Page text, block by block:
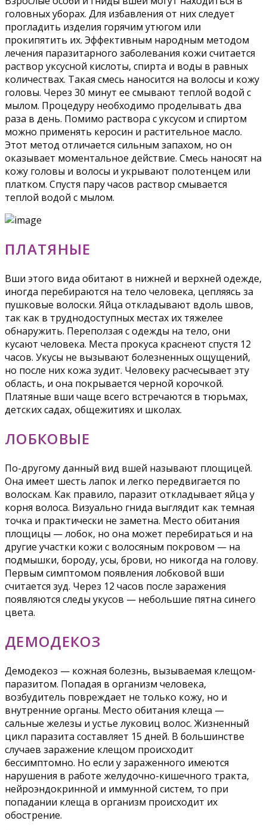
головных уборах. Для избавления от них следует
прогладить изделия горячим утюгом или
прокипятить их. Эффективным народным методом
лечения паразитарного заболевания кожи считается
раствор уксусной кислоты, спирта и воды в равных
количествах. Такая смесь наносится на волосы и кожу
головы. Через 30 минут ее смывают теплой водой с
мылом. Процедуру необходимо проделывать два
раза в день. Помимо раствора с уксусом и спиртом
можно применять керосин и растительное масло.
Этот метод отличается сильным запахом, но он
оказывает моментальное действие. Смесь наносят на
кожу головы и волосы и укрывают полотенцем или
платком. Спустя пару часов раствор смывается
теплой водой с мылом.
ПЛАТЯНЫЕ
Вши этого вида обитают в нижней и верхней одежде,
иногда перебираются на тело человека, цепляясь за
пушковые волоски. Яйца откладывают вдоль швов,
так как в труднодоступных местах их тяжелее
обнаружить. Переползая с одежды на тело, они
кусают человека. Места прокуса краснеют спустя 12
часов. Укусы не вызывают болезненных ощущений,
но после них кожа зудит. Человеку расчесывает эту
область, и она покрывается черной корочкой.
Платяные вши чаще всего встречаются в тюрьмах,
детских садах, общежитиях и школах.
ЛОБКОВЫЕ
По-другому данный вид вшей называют площицей.
Она имеет шесть лапок и легко передвигается по
волоскам. Как правило, паразит откладывает яйца у
корня волоса. Визуально гнида выглядит как темная
точка и практически не заметна. Место обитания
площицы — лобок, но она может перебираться и на
другие участки кожи с волосяным покровом — на
подмышки, бороду, усы, брови, но никогда на голову.
Первым симптомом появления лобковой вши
считается зуд. Через 12 часов после заражения
появляются следы укусов — небольшие пятна синего
цвета.
ДЕМОДЕКОЗ
Демодекоз — кожная болезнь, вызываемая клещом-
паразитом. Попадая в организм человека,
возбудитель повреждает не только кожу, но и
внутренние органы. Место обитания клеща —
сальные железы и устье луковиц волос. Жизненный
цикл паразита составляет 15 дней. В большинстве
случаев заражение клещом происходит
бессимптомно. Но если у зараженного имеются
нарушения в работе желудочно-кишечного тракта,
нейроэндокринной и иммунной систем, то при
попадании клеща в организм происходит их
обострение.